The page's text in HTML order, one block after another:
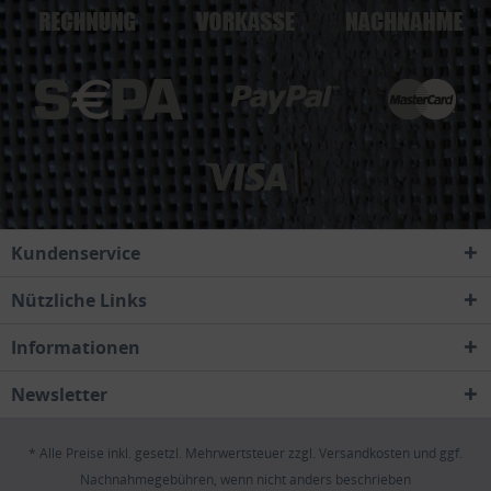
Kundenservice
Nützliche Links
Informationen
Newsletter
* Alle Preise inkl. gesetzl. Mehrwertsteuer zzgl. Versandkosten und ggf.
Nachnahmegebühren, wenn nicht anders beschrieben